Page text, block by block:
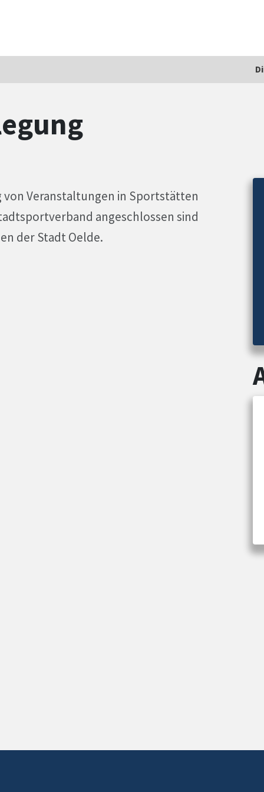
Veranstaltungen in Sportstätten
angeschlossen sind
der Stadt Oelde.